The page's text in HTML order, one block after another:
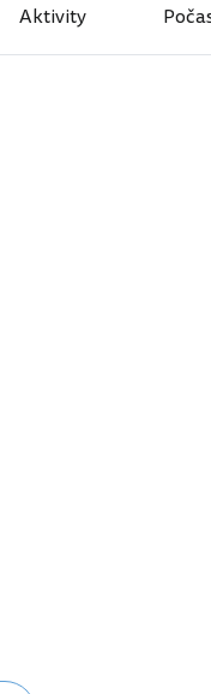
Aktivity